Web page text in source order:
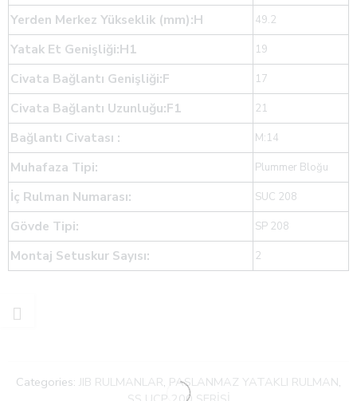
Yerden Merkez Yükseklik (mm):H 49.2
Yatak Et Genişliği:H1 19
Civata Bağlantı Genişliği:F 17
Civata Bağlantı Uzunluğu:F1 21
Bağlantı Civatası : M:14
Muhafaza Tipi: Plummer Bloğu
İç Rulman Numarası: SUC 208
Gövde Tipi: SP 208
Montaj Setuskur Sayısı: 2
Categories: JIB RULMANLAR, PASLANMAZ YATAKLI RULMAN,